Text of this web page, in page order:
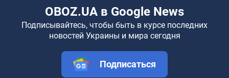
OBOZ.UA в Google News
Подписывайтесь, чтобы быть в курсе последних
новостей Украины и мира сегодня
Подписаться